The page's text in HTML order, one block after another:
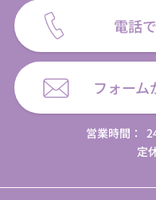
電話
フォーム
営業時間：
定